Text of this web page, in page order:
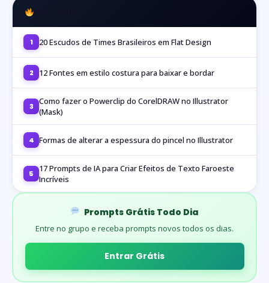
1 20 Escudos de Times Brasileiros em Flat Design
2 12 Fontes em estilo costura para baixar e bordar
3 Como fazer o Powerclip do CorelDRAW no Illustrator
(Mask)
4 Formas de alterar a espessura do pincel no Illustrator
5
17 Prompts de IA para Criar Efeitos de Texto Faroeste
Incríveis
Prompts Grátis Todo Dia
Entre no grupo e receba prompts novos todos os dias.
Entrar Grátis